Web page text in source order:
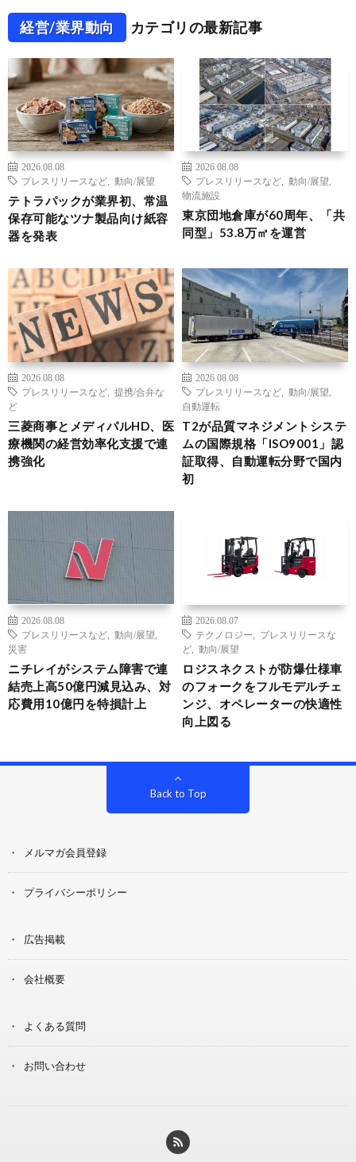
経営/業界動向 カテゴリの最新記事
2026.08.08
プレスリリースなど
動向/展望
テトラパックが業界初、常温
保存可能なツナ製品向け紙容
器を発表
2026.08.08
プレスリリースなど
動向/展望
物流施設
東京団地倉庫が60周年、「共
同型」53.8万㎡を運営
2026.08.08
プレスリリースなど
提携/合弁な
ど
三菱商事とメディパルHD、医
療機関の経営効率化支援で連
携強化
2026.08.08
プレスリリースなど
動向/展望
自動運転
T2が品質マネジメントシステ
ムの国際規格「ISO9001」認
証取得、自動運転分野で国内
初
2026.08.08
プレスリリースなど
動向/展望
災害
ニチレイがシステム障害で連
結売上高50億円減見込み、対
応費用10億円を特損計上
2026.08.07
テクノロジー
プレスリリースな
ど
動向/展望
ロジスネクストが防爆仕様車
のフォークをフルモデルチェ
ンジ、オペレーターの快適性
向上図る
Back to Top
メルマガ会員登録
プライバシーポリシー
広告掲載
会社概要
よくある質問
お問い合わせ